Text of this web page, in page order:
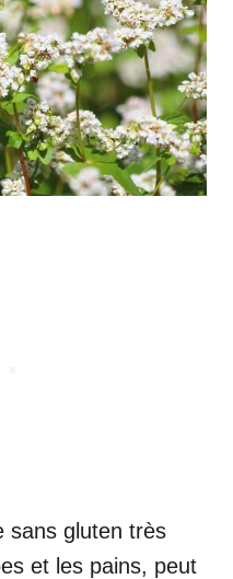
sans gluten très
et les pains, peut